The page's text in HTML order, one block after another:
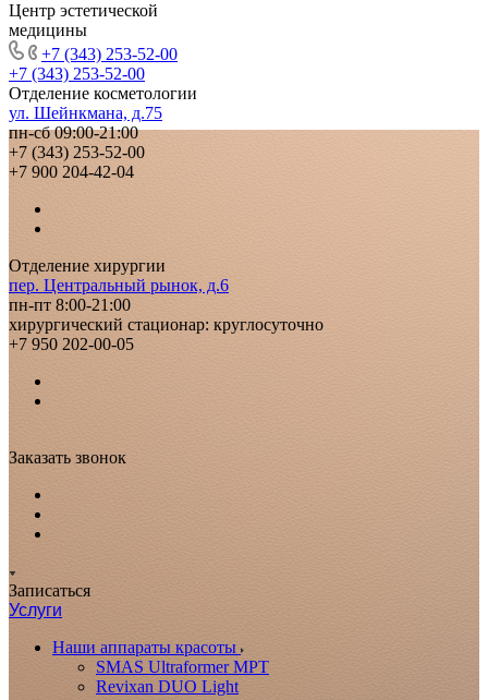
Центр эстетической
медицины
+7 (343) 253-52-00
+7 (343) 253-52-00
Отделение косметологии
ул. Шейнкмана, д.75
пн-сб 09:00-21:00
+7 (343) 253-52-00
+7 900 204-42-04
Отделение хирургии
пер. Центральный рынок, д.6
пн-пт 8:00-21:00
хирургический стационар: круглосуточно
+7 950 202-00-05
Заказать звонок
Записаться
Услуги
Наши аппараты красоты
SMAS Ultraformer MPT
Revixan DUO Light